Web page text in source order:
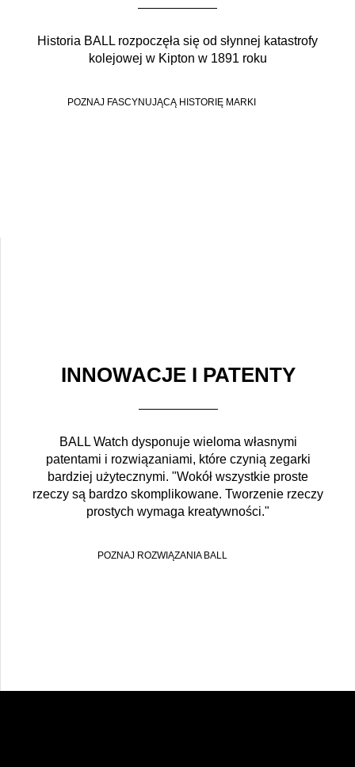
Historia BALL rozpoczęła się od słynnej katastrofy
kolejowej w Kipton w 1891 roku
POZNAJ FASCYNUJĄCĄ HISTORIĘ MARKI
INNOWACJE I PATENTY
BALL Watch dysponuje wieloma własnymi
patentami i rozwiązaniami, które czynią zegarki
bardziej użytecznymi. "Wokół wszystkie proste
rzeczy są bardzo skomplikowane. Tworzenie rzeczy
prostych wymaga kreatywności."
POZNAJ ROZWIĄZANIA BALL